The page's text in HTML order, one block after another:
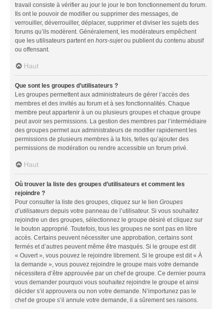
travail consiste à vérifier au jour le jour le bon fonctionnement du forum.
Ils ont le pouvoir de modifier ou supprimer des messages, de
verrouiller, déverrouiller, déplacer, supprimer et diviser les sujets des
forums qu’ils modèrent. Généralement, les modérateurs empêchent
que les utilisateurs partent en hors-sujetou publient du contenu abusif
ou offensant.
Haut
Que sont les groupes d’utilisateurs ?
Les groupes permettent aux administrateurs de gérer l’accès des
membres et des invités au forum et à ses fonctionnalités. Chaque
membre peut appartenir à un ou plusieurs groupes et chaque groupe
peut avoir ses permissions. La gestion des membres par l’intermédiaire
des groupes permet aux administrateurs de modifier rapidement les
permissions de plusieurs membres à la fois, telles qu’ajouter des
permissions de modération ou rendre accessible un forum privé.
Haut
Où trouver la liste des groupes d’utilisateurs et comment les
rejoindre ?
Pour consulter la liste des groupes, cliquez sur le lien Groupes
d’utilisateurs depuis votre panneau de l’utilisateur. Si vous souhaitez
rejoindre un des groupes, sélectionnez le groupe désiré et cliquez sur
le bouton approprié. Toutefois, tous les groupes ne sont pas en libre
accès. Certains peuvent nécessiter une approbation, certains sont
fermés et d’autres peuvent même être masqués. Si le groupe est dit
« Ouvert », vous pouvez le rejoindre librement. Si le groupe est dit « À
la demande », vous pouvez rejoindre le groupe mais votre demande
nécessitera d’être approuvée par un chef de groupe. Ce dernier pourra
vous demander pourquoi vous souhaitez rejoindre le groupe et ainsi
décider s’il approuvera ou non votre demande. N’importunez pas le
chef de groupe s’il annule votre demande, il a sûrement ses raisons.